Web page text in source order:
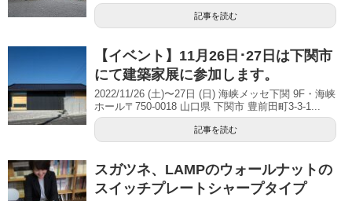
記事を読む
【イベント】11月26日･27日は下関市
にて建築家展に参加します。
2022/11/26 (土)〜27日 (日) 海峡メッセ下関 9F・海峡
ホール〒750-0018 山口県 下関市 豊前田町3-3-1...
記事を読む
スガツネ、LAMPのウォールナットの
スイッチプレートシャープタイプ